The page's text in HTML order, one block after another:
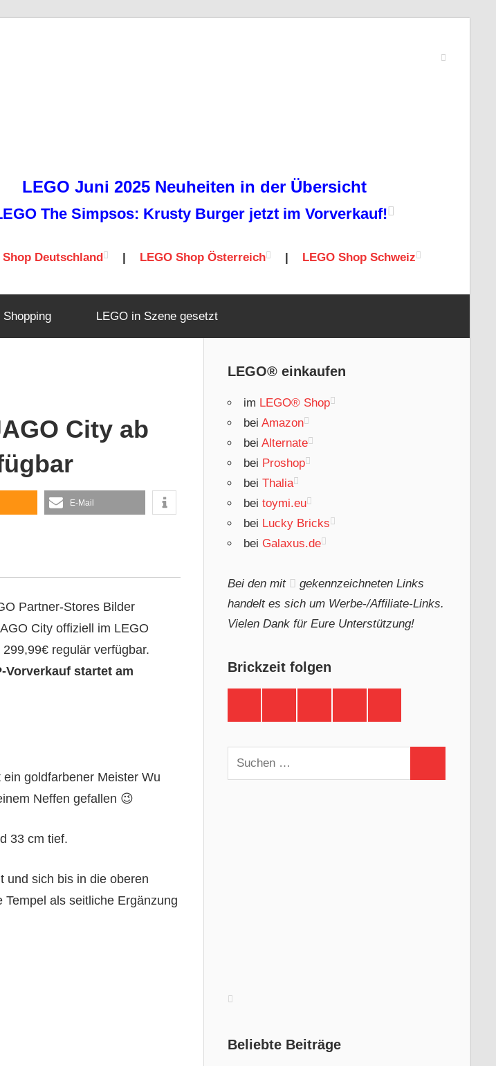
LEGO Juni 2025 Neuheiten in der Übersicht
The Simpsos: Krusty Burger jetzt im Vorverkauf!
Shop Deutschland LEGO Shop Österreich LEGO Shop Schweiz
Shopping LEGO in Szene gesetzt
City ab
E-Mail
Partner-Stores Bilder
City offiziell im LEGO
regulär verfügbar.
Vorverkauf startet am
goldfarbener Meister Wu
Neffen gefallen 😉
33 cm tief.
und sich bis in die oberen
als seitliche Ergänzung
LEGO® einkaufen
im LEGO® Shop
bei Amazon
bei Alternate
bei Proshop
bei Thalia
bei toymi.eu
bei Lucky Bricks
bei Galaxus.de
Bei den mit
gekennzeichneten Links
handelt es sich um Werbe-/Affiliate-Links.
Vielen Dank für Eure Unterstützung!
Brickzeit folgen
Suchen
nach:
Beliebte Beiträge